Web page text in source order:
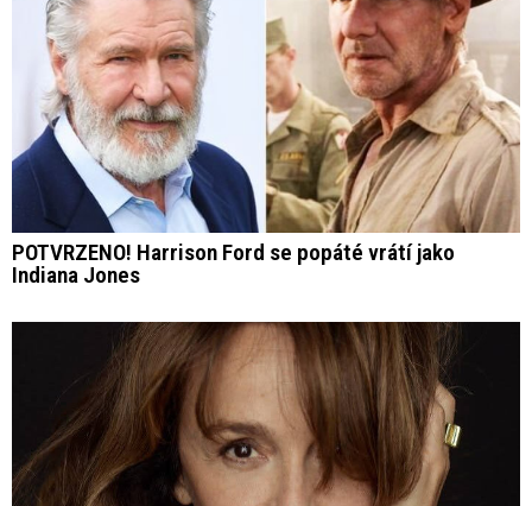
POTVRZENO! Harrison Ford se popáté vrátí jako
Indiana Jones